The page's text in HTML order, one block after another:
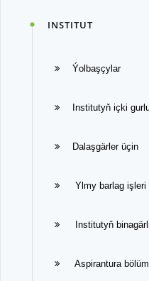
INSTITUT
Ýolbaşçylar
Institutyň içki
Dalaşgärler üçin
Ylmy barlag işleri
Institutyň
Aspirantura